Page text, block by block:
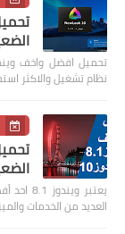
نظام تشغيل والاكثر
الضعيفة 2020 -
يعتبر
العديد من الخدمات